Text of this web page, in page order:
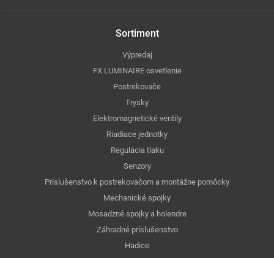
Sortiment
Výpredaj
FX LUMINAIRE osvetlenie
Postrekovače
Trysky
Elektromagnetické ventily
Riadiace jednotky
Regulácia tlaku
Senzory
Príslušenstvo k postrekovačom a montážne pomôcky
Mechanické spojky
Mosadzné spojky a holendre
Záhradné príslušenstvo
Hadice